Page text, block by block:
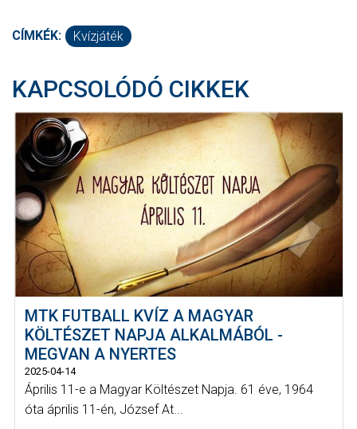
CÍMKÉK: Kvízjáték
KAPCSOLÓDÓ CIKKEK
MTK FUTBALL KVÍZ A MAGYAR
KÖLTÉSZET NAPJA ALKALMÁBÓL -
MEGVAN A NYERTES
2025-04-14
Április 11-e a Magyar Költészet Napja. 61 éve, 1964
óta április 11-én, József At...